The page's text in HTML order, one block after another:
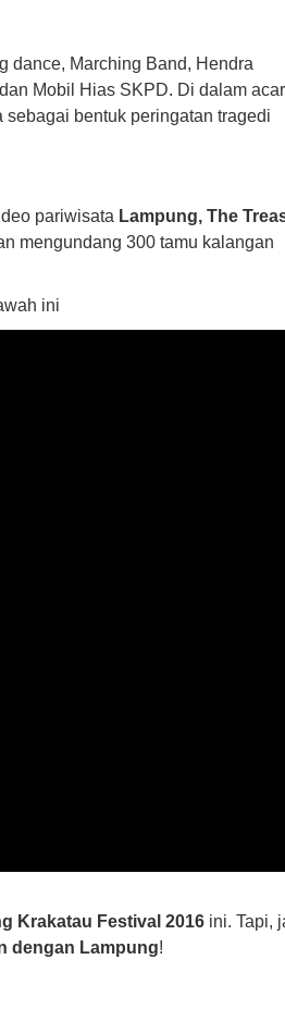
dance, Marching Band, Hendra
Mobil Hias SKPD. Di dalam
bentuk peringatan tragedi
pariwisata Lampung, The
mengundang 300 tamu kalangan
ini
Krakatau Festival 2016 ini. Tapi,
dengan Lampung!